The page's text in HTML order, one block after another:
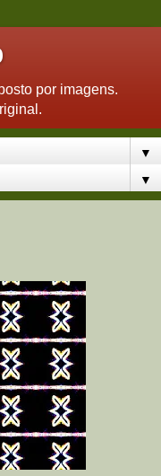
por imagens.
▼
▼